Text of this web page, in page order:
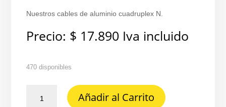
Nuestros cables de aluminio cuadruplex N.
Precio: $ 17.890 Iva incluido
470 disponibles
aluminio
Añadir al Carrito